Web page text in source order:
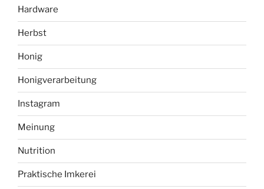
Hardware
Herbst
Honig
Honigverarbeitung
Instagram
Meinung
Nutrition
Praktische Imkerei